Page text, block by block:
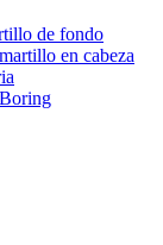
de fondo
en cabeza